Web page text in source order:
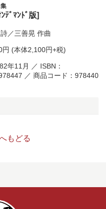
ﾃﾞﾏﾝﾄﾞ版]
詩／三善晃 作曲
円 (本体2,100円+税)
年11月 ／ ISBN：
／ 商品コード：978440
もどる